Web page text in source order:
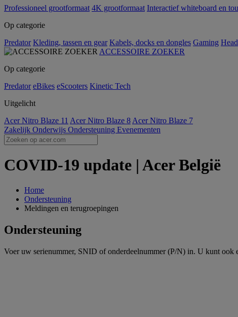
Professioneel grootformaat 4K grootformaat Interactief whiteboard en
Op categorie
Predator Kleding, tassen en gear Kabels, docks en dongles Gaming
ACCESSOIRE ZOEKER
Op categorie
Predator eBikes eScooters Kinetic Tech
Uitgelicht
Acer Nitro Blaze 11 Acer Nitro Blaze 8 Acer Nitro Blaze 7
Zakelijk Onderwijs Ondersteuning Evenementen
COVID-19 update | Acer België
Home
Ondersteuning
Meldingen en terugroepingen
Ondersteuning
Voer uw serienummer, SNID of onderdeelnummer (P/N) in. U kunt ook